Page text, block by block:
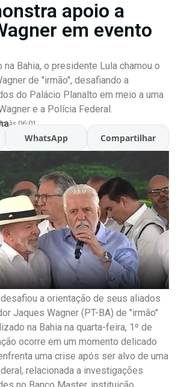
apoio a
em evento
na Bahia, o presidente Lula chamou o
de "irmão", desafiando a
do Palácio Planalto em meio a uma
e a Polícia Federal.
às 06:01
WhatsApp Compartilhar
a orientação de seus aliados
Jaques Wagner (PT-BA) de "irmão"
na Bahia na quarta-feira, 1º de
ocorre em um momento delicado
uma crise após ser alvo de uma
relacionada a investigações
no Banco Master, instituição